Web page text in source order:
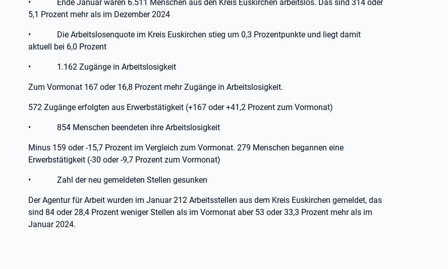
•
Ende Januar waren 6.511 Menschen aus den Kreis Euskirchen arbeitslos. Das sind 314 oder
5,1 Prozent mehr als im Dezember 2024
•
Die Arbeitslosenquote im Kreis Euskirchen stieg um 0,3 Prozentpunkte und liegt damit
aktuell bei 6,0 Prozent
• 1.162 Zugänge in Arbeitslosigkeit
Zum Vormonat 167 oder 16,8 Prozent mehr Zugänge in Arbeitslosigkeit.
572 Zugänge erfolgten aus Erwerbstätigkeit (+167 oder +41,2 Prozent zum Vormonat)
• 854 Menschen beendeten ihre Arbeitslosigkeit
Minus 159 oder -15,7 Prozent im Vergleich zum Vormonat. 279 Menschen begannen eine
Erwerbstätigkeit (-30 oder -9,7 Prozent zum Vormonat)
• Zahl der neu gemeldeten Stellen gesunken
Der Agentur für Arbeit wurden im Januar 212 Arbeitsstellen aus dem Kreis Euskirchen gemeldet, das
sind 84 oder 28,4 Prozent weniger Stellen als im Vormonat aber 53 oder 33,3 Prozent mehr als im
Januar 2024.